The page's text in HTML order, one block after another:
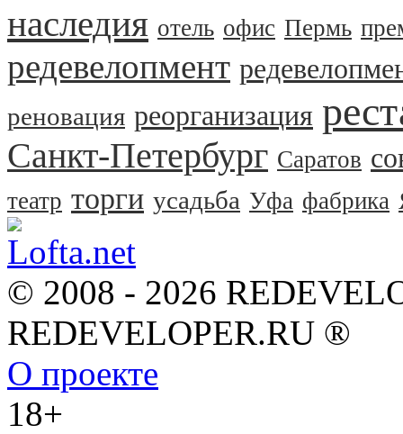
наследия отель офис Пермь
редевелопмент
реновация реорганизация
Санкт-Петербург Саратов
театр торги усадьба Уфа фабрика
© 2008 - 2026
REDEVELOPER.RU ®
О проекте
18+